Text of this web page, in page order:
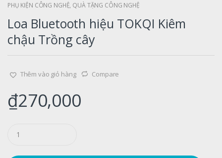
PHỤ KIỆN CÔNG NGHỆ, QUÀ TẶNG CÔNG NGHỆ
Loa Bluetooth hiệu TOKQI Kiêm
chậu Trồng cây
Thêm vào giỏ hàng Compare
₫270,000